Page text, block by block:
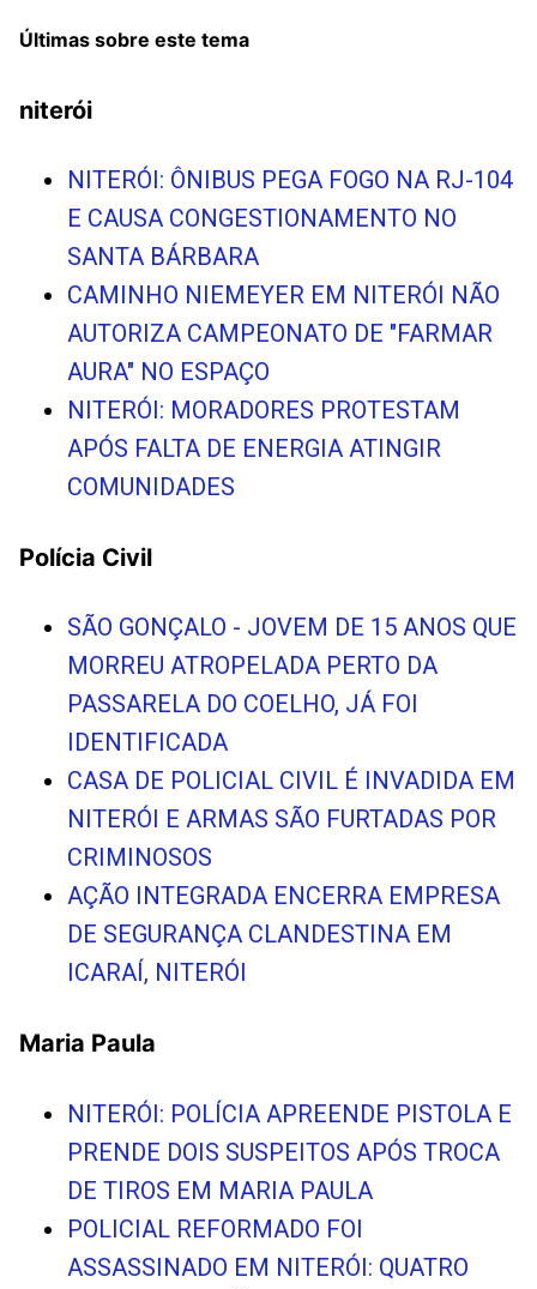
Últimas sobre este tema
niterói
NITERÓI: ÔNIBUS PEGA FOGO NA RJ-104
E CAUSA CONGESTIONAMENTO NO
SANTA BÁRBARA
CAMINHO NIEMEYER EM NITERÓI NÃO
AUTORIZA CAMPEONATO DE "FARMAR
AURA" NO ESPAÇO
NITERÓI: MORADORES PROTESTAM
APÓS FALTA DE ENERGIA ATINGIR
COMUNIDADES
Polícia Civil
SÃO GONÇALO - JOVEM DE 15 ANOS QUE
MORREU ATROPELADA PERTO DA
PASSARELA DO COELHO, JÁ FOI
IDENTIFICADA
CASA DE POLICIAL CIVIL É INVADIDA EM
NITERÓI E ARMAS SÃO FURTADAS POR
CRIMINOSOS
AÇÃO INTEGRADA ENCERRA EMPRESA
DE SEGURANÇA CLANDESTINA EM
ICARAÍ, NITERÓI
Maria Paula
NITERÓI: POLÍCIA APREENDE PISTOLA E
PRENDE DOIS SUSPEITOS APÓS TROCA
DE TIROS EM MARIA PAULA
POLICIAL REFORMADO FOI
ASSASSINADO EM NITERÓI: QUATRO